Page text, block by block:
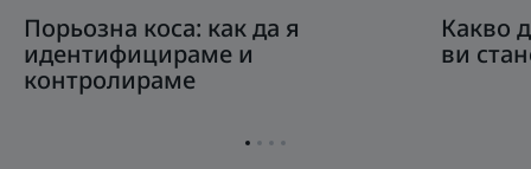
коса:
как
да
Порьозна коса: как да я
идентифицираме и
контролираме
да
правите,
Какво
ви
Отидете
Отидете
Отидете
Отидете